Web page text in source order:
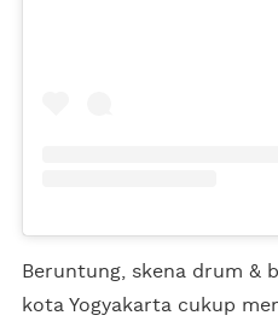
Beruntung, skena drum &
kota Yogyakarta cukup